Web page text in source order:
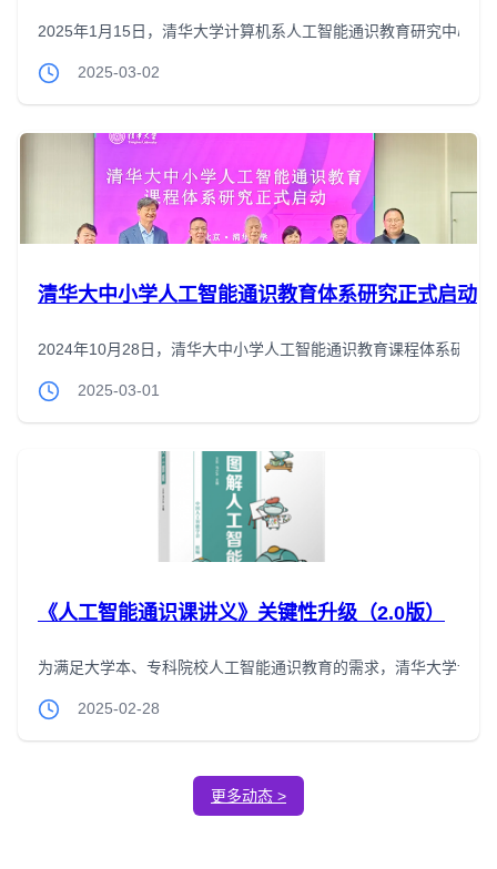
2025年1月15日，清华大学计算机系人工智能通识教育研究中心
2025-03-02
清华大中小学人工智能通识教育体系研究正式启动
2024年10月28日，清华大中小学人工智能通识教育课程体系研究
2025-03-01
《人工智能通识课讲义》关键性升级（2.0版）
为满足大学本、专科院校人工智能通识教育的需求，清华大学计
2025-02-28
更多动态 >